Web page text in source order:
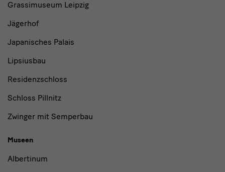
Grassimuseum Leipzig
Jägerhof
Japanisches Palais
Lipsiusbau
Residenzschloss
Schloss Pillnitz
Zwinger mit Semperbau
Museen
Albertinum